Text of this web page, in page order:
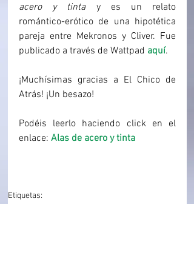
acero y tinta y es un relato
romántico-erótico de una hipotética
pareja entre Mekronos y Cliver. Fue
publicado a través de Wattpad aquí.
¡Muchísimas gracias a El Chico de
Atrás! ¡Un besazo!
Podéis leerlo haciendo click en el
enlace: Alas de acero y tinta
Etiquetas: